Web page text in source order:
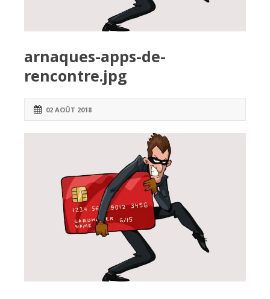
arnaques-apps-de-
rencontre.jpg
02 AOÛT 2018